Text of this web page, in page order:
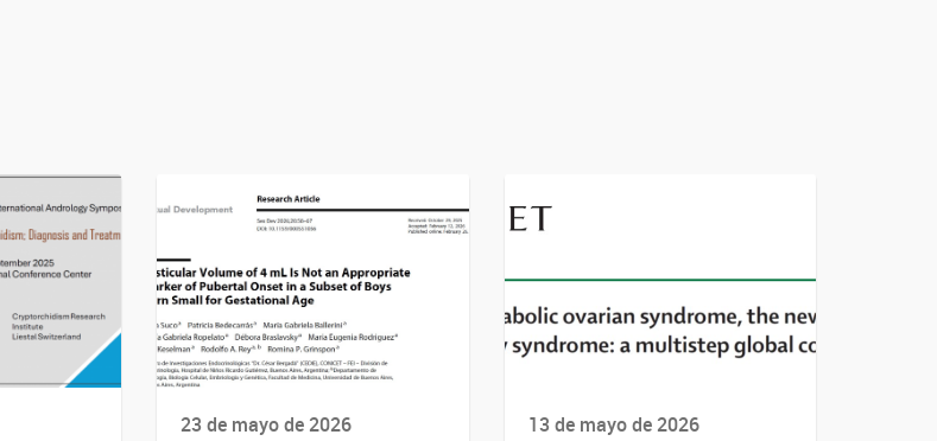
23 de mayo de 2026 13 de mayo de 2026